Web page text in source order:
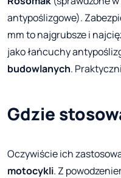
antypoślizgowe).
mm to najgrubsze i
jako łańcuchy
budowlanych.
Gdzie
Oczywiście ich
motocykli. Z